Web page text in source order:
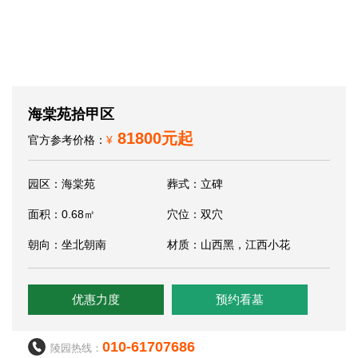
海棠苑拾甲区
官方参考价格： ¥ 81800元起
园区：海棠苑 葬式：立碑
面积：0.68㎡ 穴位：双穴
朝向：坐北朝南 材质：山西黑，江西小花
优惠力度 预约看墓
陵园热线： 010-61707686